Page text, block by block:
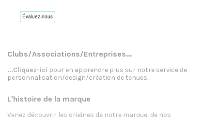
Clubs/Associations/Entreprises...
...Cliquez-ici pour en apprendre plus sur notre service de
personnalisation/design/création de tenues...
L'histoire de la marque
Venez découvrir les origines de notre marque, de nos